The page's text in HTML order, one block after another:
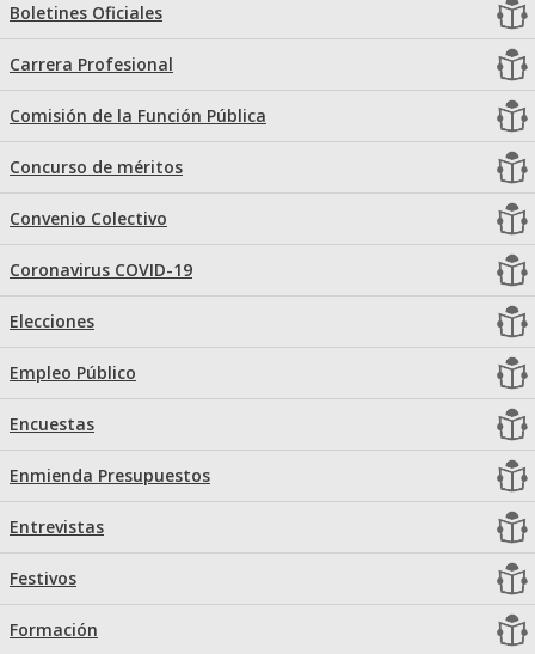
Boletines Oficiales
Carrera Profesional
Comisión de la Función Pública
Concurso de méritos
Convenio Colectivo
Coronavirus COVID-19
Elecciones
Empleo Público
Encuestas
Enmienda Presupuestos
Entrevistas
Festivos
Formación